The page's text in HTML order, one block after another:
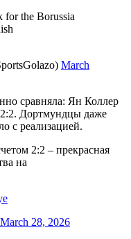
for the Borussia
March
сравняла: Ян Коллер
2:2. Дортмундцы даже
с реализацией.
2:2 – прекрасная
на
March 28, 2026